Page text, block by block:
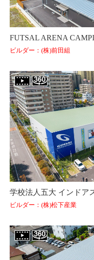
FUTSAL ARENA
ビルダー：(株)前田組
ビルダー：(株)松下産業